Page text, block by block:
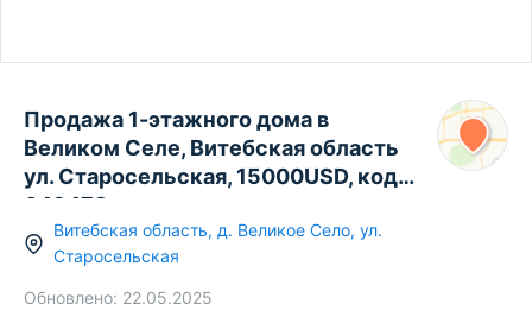
Продажа 1-этажного дома в
Великом Селе, Витебская область
ул. Старосельская, 15000USD, код
649473
Витебская область, д. Великое Село, ул.
Старосельская
Обновлено: 22.05.2025